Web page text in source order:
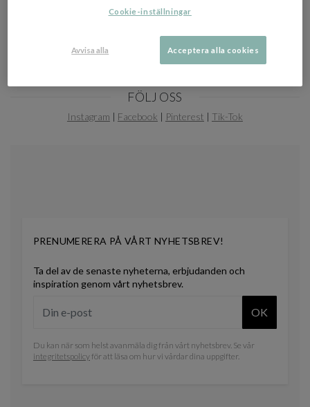
DU HAR TIDIGARE TITTAT PÅ
Item
FÖLJ OSS
Instagram | Facebook | Pinterest | Tik-Tok
PRENUMERERA PÅ VÅRT NYHETSBREV!
Ta del av de senaste nyheterna, erbjudanden och
inspiration genom vårt nyhetsbrev.
OK
Du kan när som helst avanmäla dig från vårt nyhetsbrev. Se vår
integritetspolicyför att läsa om hur vi vårdar dina uppgifter.
Cookie-inställningar
Avvisa alla Acceptera alla cookies